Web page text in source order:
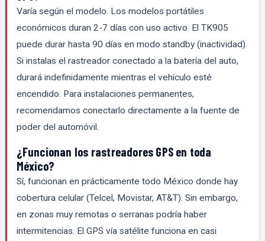
Varía según el modelo. Los modelos portátiles
económicos duran 2-7 días con uso activo. El TK905
puede durar hasta 90 días en modo standby (inactividad).
Si instalas el rastreador conectado a la batería del auto,
durará indefinidamente mientras el vehículo esté
encendido. Para instalaciones permanentes,
recomendamos conectarlo directamente a la fuente de
poder del automóvil.
¿Funcionan los rastreadores GPS en toda
México?
Sí, funcionan en prácticamente todo México donde hay
cobertura celular (Telcel, Movistar, AT&T). Sin embargo,
en zonas muy remotas o serranas podría haber
intermitencias. El GPS vía satélite funciona en casi